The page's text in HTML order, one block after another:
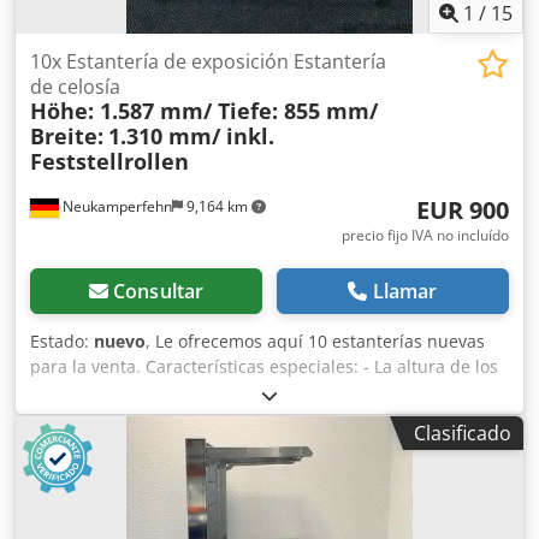
1 / 15
Neukamperfehn 9,164 km
10x Estantería de exposición Estantería
de celosía
Höhe: 1.587 mm/ Tiefe: 855 mm/
Breite: 1.310 mm/ inkl.
Feststellrollen
EUR 900
precio fijo IVA no incluído
Consultar Llamar
Estado: nuevo, Le ofrecemos aquí 10 estanterías nuevas
para la venta. Características especiales: - La altura de los
estantes se puede ajustar individualmente. - Los estantes
se pueden instalar en ángulo (ver imágenes). - Ruedas
para un almacenamiento flexible. - Todas las ruedas están
equipadas con frenos de bloqueo, lo que permite el
almacenamiento en superficies inclinadas. - El marco del
estante se puede plegar hacia arriba, lo que proporciona
Clasificado